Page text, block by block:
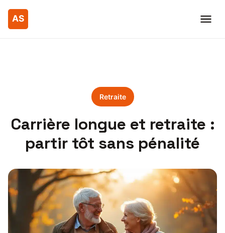
Retraite
Carrière longue et retraite :
partir tôt sans pénalité